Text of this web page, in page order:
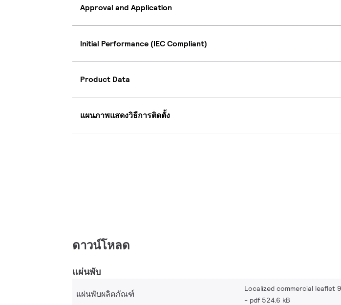
Approval and Application
Initial Performance (IEC Compliant)
Product Data
แผนภาพแสดงวิธีการติดตั้ง
ดาวน์โหลด
แผ่นพับ
แผ่นพับผลิตภัณฑ์
Localized commercial leaflet
pdf 524.6 kB